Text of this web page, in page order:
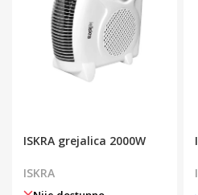
ISKRA grejalica 2000W
ISKRA